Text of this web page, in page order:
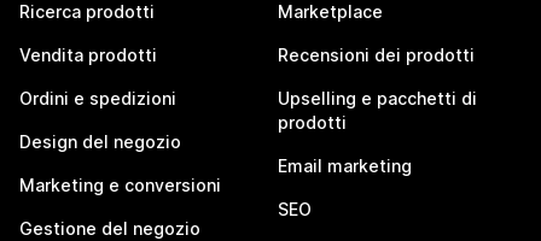
Ricerca prodotti
Vendita prodotti
Ordini e spedizioni
Design del negozio
Marketing e conversioni
Gestione del negozio
Marketplace
Recensioni dei prodotti
Upselling e pacchetti di
prodotti
Email marketing
SEO